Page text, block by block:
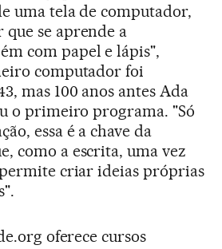
uma tela de computador,
que se aprende a
com papel e lápis",
computador foi
mas 100 anos antes Ada
o primeiro programa. "Só
essa é a chave da
como a escrita, uma vez
criar ideias próprias
oferece cursos